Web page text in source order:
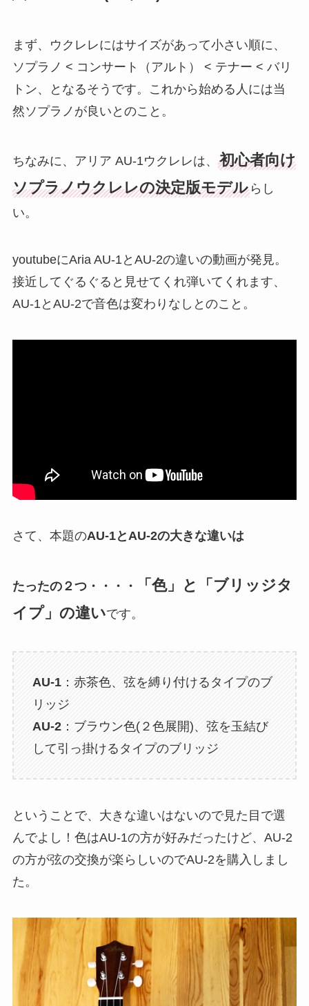
まず、ウクレレにはサイズがあって小さい順に、
ソプラノ < コンサート（アルト） < テナー < バリ
トン、となるそうです。これから始める人には当
然ソプラノが良いとのこと。
ちなみに、アリア AU-1ウクレレは、 初心者向け
ソプラノウクレレの決定版モデルらし
い。
youtubeにAria AU-1とAU-2の違いの動画が発見。
接近してぐるぐると見せてくれ弾いてくれます、
AU-1とAU-2で音色は変わりなしとのこと。
さて、本題のAU-1とAU-2の大きな違いは
たったの２つ・・・・
「色」と「ブリッジタ
イプ」の違いです。
AU-1：赤茶色、弦を縛り付けるタイプのブ
リッジ
AU-2：ブラウン色(２色展開)、弦を玉結び
して引っ掛けるタイプのブリッジ
ということで、大きな違いはないので見た目で選
んでよし！色はAU-1の方が好みだったけど、AU-2
の方が弦の交換が楽らしいのでAU-2を購入しまし
た。